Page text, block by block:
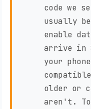
code we
usually
enable
arrive in
your
older or
aren't.